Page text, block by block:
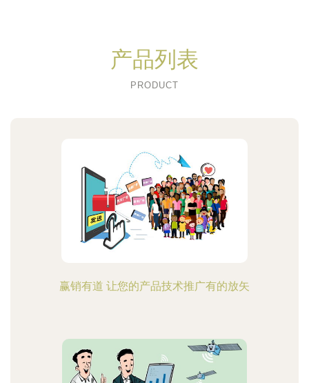
产品列表
PRODUCT
赢销有道 让您的产品技术推广有的放矢